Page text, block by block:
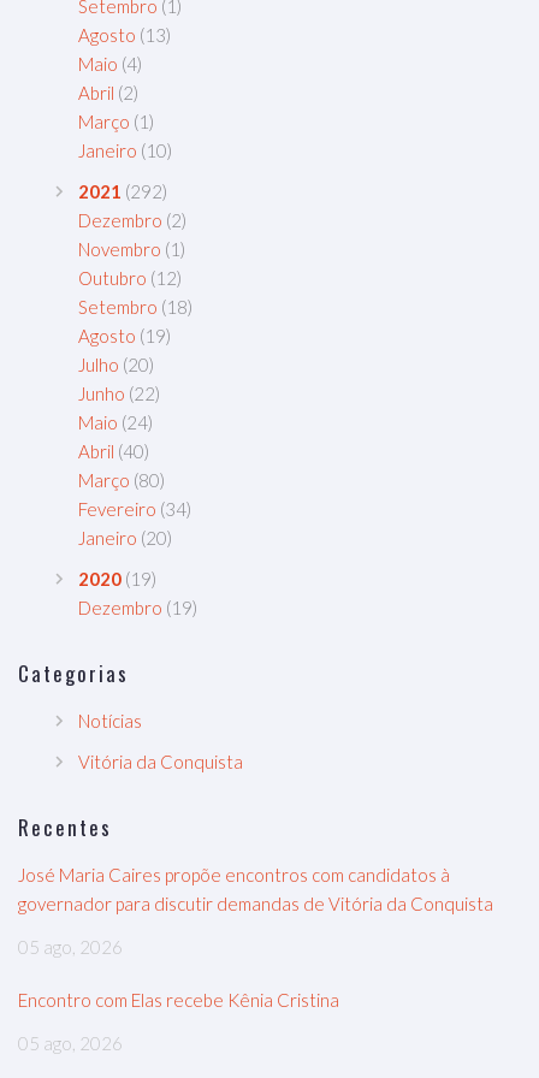
Setembro (1)
Agosto (13)
Maio (4)
Abril (2)
Março (1)
Janeiro (10)
2021 (292)
Dezembro (2)
Novembro (1)
Outubro (12)
Setembro (18)
Agosto (19)
Julho (20)
Junho (22)
Maio (24)
Abril (40)
Março (80)
Fevereiro (34)
Janeiro (20)
2020 (19)
Dezembro (19)
Categorias
Notícias
Vitória da Conquista
Recentes
José Maria Caires propõe encontros com candidatos à
governador para discutir demandas de Vitória da Conquista
05 ago, 2026
Encontro com Elas recebe Kênia Cristina
05 ago, 2026